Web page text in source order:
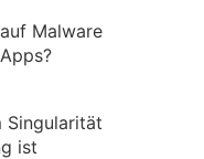
Malware
Singularität
ist